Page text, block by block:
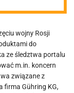
wojny Rosji
do
ze śledztwa portalu
m.in. koncern
związane z
firma Gühring KG,